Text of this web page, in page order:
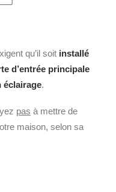
qu’il soit installé
d’entrée principale
éclairage.
pas à mettre de
maison, selon sa